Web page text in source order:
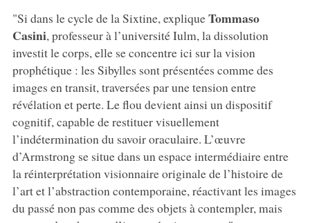
"Si dans le cycle de la Sixtine, expliqueTommaso
Casini, professeur à l’université Iulm, la dissolution
investit le corps, elle se concentre ici sur la vision
prophétique : les Sibylles sont présentées comme des
images en transit, traversées par une tension entre
révélation et perte. Le flou devient ainsi un dispositif
cognitif, capable de restituer visuellement
l’indétermination du savoir oraculaire. L’œuvre
d’Armstrong se situe dans un espace intermédiaire entre
la réinterprétation visionnaire originale de l’histoire de
l’art et l’abstraction contemporaine, réactivant les images
du passé non pas comme des objets à contempler, mais